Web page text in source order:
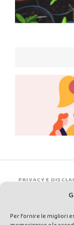
Per fornire le migliori
PRIVACY E